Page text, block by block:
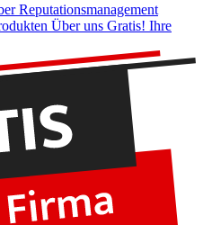
Reputationsmanagement
Über uns Gratis! Ihre